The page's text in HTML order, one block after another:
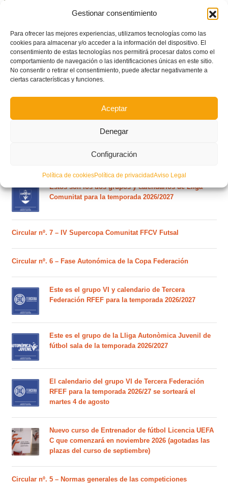
Gestionar consentimiento
Para ofrecer las mejores experiencias, utilizamos tecnologías como las
cookies para almacenar y/o acceder a la información del dispositivo. El
consentimiento de estas tecnologías nos permitirá procesar datos como el
comportamiento de navegación o las identificaciones únicas en este sitio.
No consentir o retirar el consentimiento, puede afectar negativamente a
ciertas características y funciones.
Aceptar
Denegar
Configuración
Política de cookiesPolítica de privacidadAviso Legal
España Sub17 convoca a cuatro representantes valencianos al Torneo de
en el embajador de la Comunitat Valenciana
Estos son los dos grupos y calendarios de Lliga
Comunitat para la temporada 2026/2027
Circular nº. 7 – IV Supercopa Comunitat FFCV Futsal
Circular nº. 6 – Fase Autonómica de la Copa Federación
Este es el grupo VI y calendario de Tercera
Federación RFEF para la temporada 2026/2027
Este es el grupo de la Lliga Autonòmica Juvenil de
fútbol sala de la temporada 2026/2027
El calendario del grupo VI de Tercera Federación
RFEF para la temporada 2026/27 se sorteará el
martes 4 de agosto
Nuevo curso de Entrenador de fútbol Licencia UEFA
C que comenzará en noviembre 2026 (agotadas las
plazas del curso de septiembre)
Circular nº. 5 – Normas generales de las competiciones